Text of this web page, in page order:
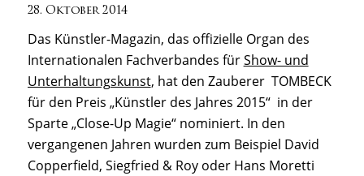
28. Oktober 2014
Das Künstler-Magazin, das offizielle Organ des
Internationalen Fachverbandes fürShow- und
Unterhaltungskunst, hat den Zauberer TOMBECK
für den Preis „Künstler des Jahres 2015“ in der
Sparte „Close-Up Magie“nominiert. In den
vergangenen Jahren wurden zum Beispiel David
Copperfield, Siegfried & Roy oder Hans Moretti